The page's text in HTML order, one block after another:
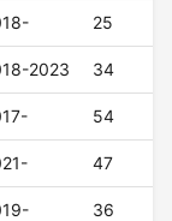
25
2023 34
54
47
36